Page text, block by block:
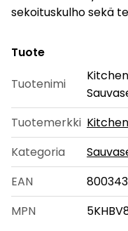
sekoituskulho sekä
Tuote
Tuotenimi
Tuotemerkki
Kategoria
EAN
MPN